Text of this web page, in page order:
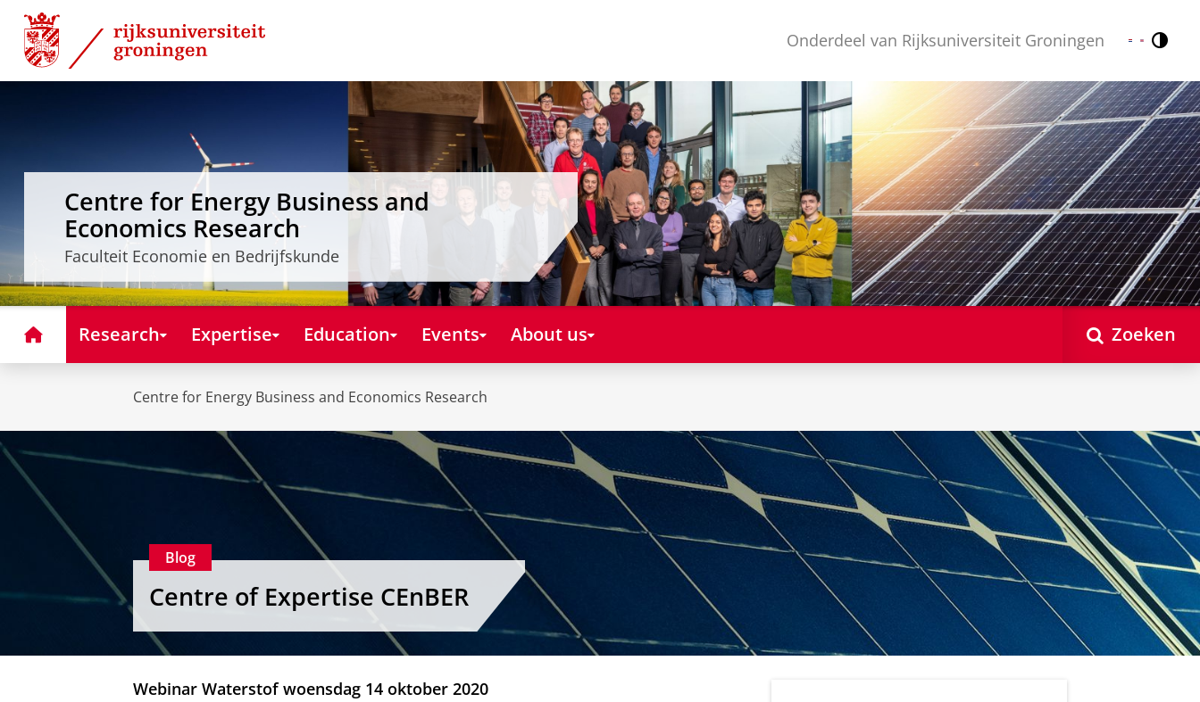
Skip
Content
Skip
Navigation
Onderdeel van Rijksuniversiteit Groningen Nederlands
English
Centre for Energy Business and
Economics Research
Faculteit Economie en Bedrijfskunde
HomeResearch Expertise Education Events About us Zoeken
Centre for Energy Business and Economics Research
Blog
Centre of Expertise CEnBER
Webinar Waterstof woensdag 14 oktober 2020